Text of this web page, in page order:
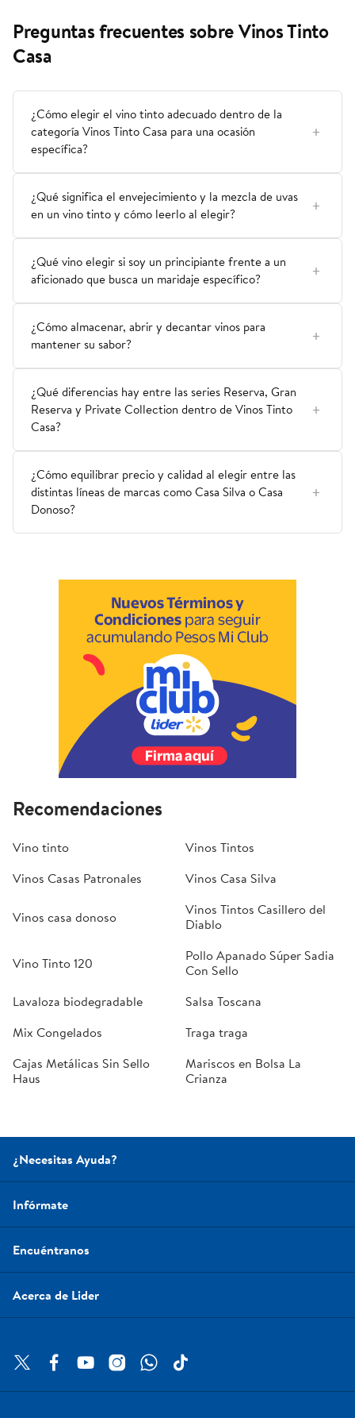
Preguntas frecuentes sobre Vinos Tinto
Casa
¿Cómo elegir el vino tinto adecuado dentro de la
categoría Vinos Tinto Casa para una ocasión
específica?
¿Qué significa el envejecimiento y la mezcla de uvas
en un vino tinto y cómo leerlo al elegir?
¿Qué vino elegir si soy un principiante frente a un
aficionado que busca un maridaje específico?
¿Cómo almacenar, abrir y decantar vinos para
mantener su sabor?
¿Qué diferencias hay entre las series Reserva, Gran
Reserva y Private Collection dentro de Vinos Tinto
Casa?
¿Cómo equilibrar precio y calidad al elegir entre las
distintas líneas de marcas como Casa Silva o Casa
Donoso?
Recomendaciones
Vino tinto
Vinos Tintos
Vinos Casas Patronales
Vinos Casa Silva
Vinos casa donoso
Vinos Tintos Casillero del
Diablo
Vino Tinto 120
Pollo Apanado Súper Sadia
Con Sello
Lavaloza biodegradable
Salsa Toscana
Mix Congelados
Traga traga
Cajas Metálicas Sin Sello
Haus
Mariscos en Bolsa La
Crianza
¿Necesitas Ayuda?
Infórmate
Encuéntranos
Acerca de Lider